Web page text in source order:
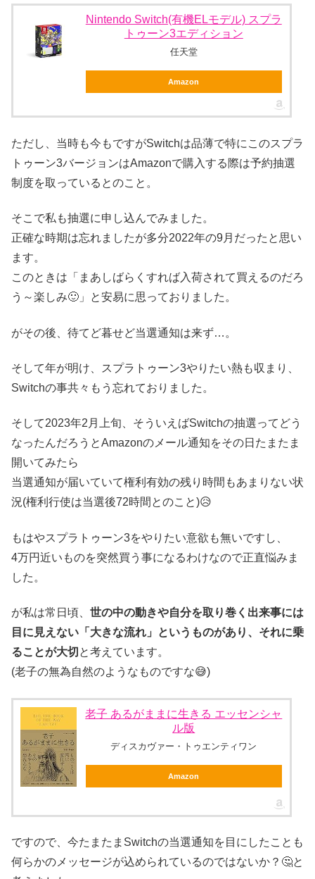
Nintendo Switch(有機ELモデル) スプラ
トゥーン3エディション
任天堂
Amazon
ただし、当時も今もですがSwitchは品薄で特にこのスプラ
トゥーン3バージョンはAmazonで購入する際は予約抽選
制度を取っているとのこと。
そこで私も抽選に申し込んでみました。
正確な時期は忘れましたが多分2022年の9月だったと思い
ます。
このときは「まあしばらくすれば入荷されて買えるのだろ
う～楽しみ🙂」と安易に思っておりました。
がその後、待てど暮せど当選通知は来ず…。
そして年が明け、スプラトゥーン3やりたい熱も収まり、
Switchの事共々もう忘れておりました。
そして2023年2月上旬、そういえばSwitchの抽選ってどう
なったんだろうとAmazonのメール通知をその日たまたま
開いてみたら
当選通知が届いていて権利有効の残り時間もあまりない状
況(権利行使は当選後72時間とのこと)😥
もはやスプラトゥーン3をやりたい意欲も無いですし、
4万円近いものを突然買う事になるわけなので正直悩みま
した。
が私は常日頃、 世の中の動きや自分を取り巻く出来事には
目に見えない「大きな流れ」というものがあり、それに乗
ることが大切 と考えています。
(老子の無為自然のようなものですな😅)
老子 あるがままに生きる エッセンシャ
ル版
ディスカヴァー・トゥエンティワン
Amazon
ですので、今たまたまSwitchの当選通知を目にしたことも
何らかのメッセージが込められているのではないか？🤔と